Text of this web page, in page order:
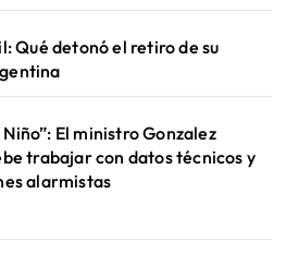
Qué detonó el retiro de su
El ministro Gonzalez
trabajar con datos técnicos y
alarmistas